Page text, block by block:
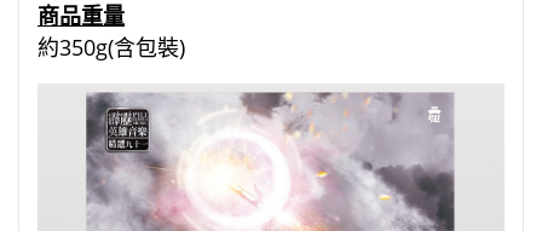
商品重量
約350g(含包裝)